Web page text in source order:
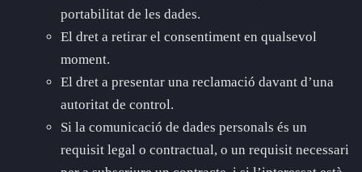
portabilitat de les dades.
El dret a retirar el consentiment en qualsevol
moment.
El dret a presentar una reclamació davant d’una
autoritat de control.
Si la comunicació de dades personals és un
requisit legal o contractual, o un requisit necessari